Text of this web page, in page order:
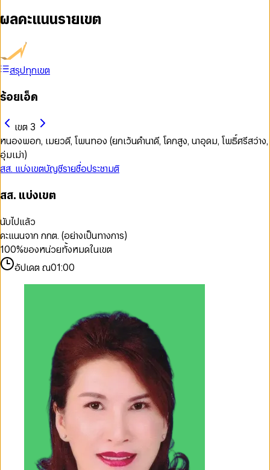
ผลคะแนนรายเขต
สรุปทุกเขต
ร้อยเอ็ด
เขต 3
หนองพอก, เมยวดี, โพนทอง (ยกเว้นคำนาดี, โคกสูง, นาอุดม, โพธิ์ศรีสว่าง,
อุ่มเม่า)
สส. แบ่งเขตบัญชีรายชื่อประชามติ
สส. แบ่งเขต
นับไปแล้ว
คะแนนจาก กกต. (อย่างเป็นทางการ)
100%ของหน่วยทั้งหมดในเขต
อัปเดต ณ01:00